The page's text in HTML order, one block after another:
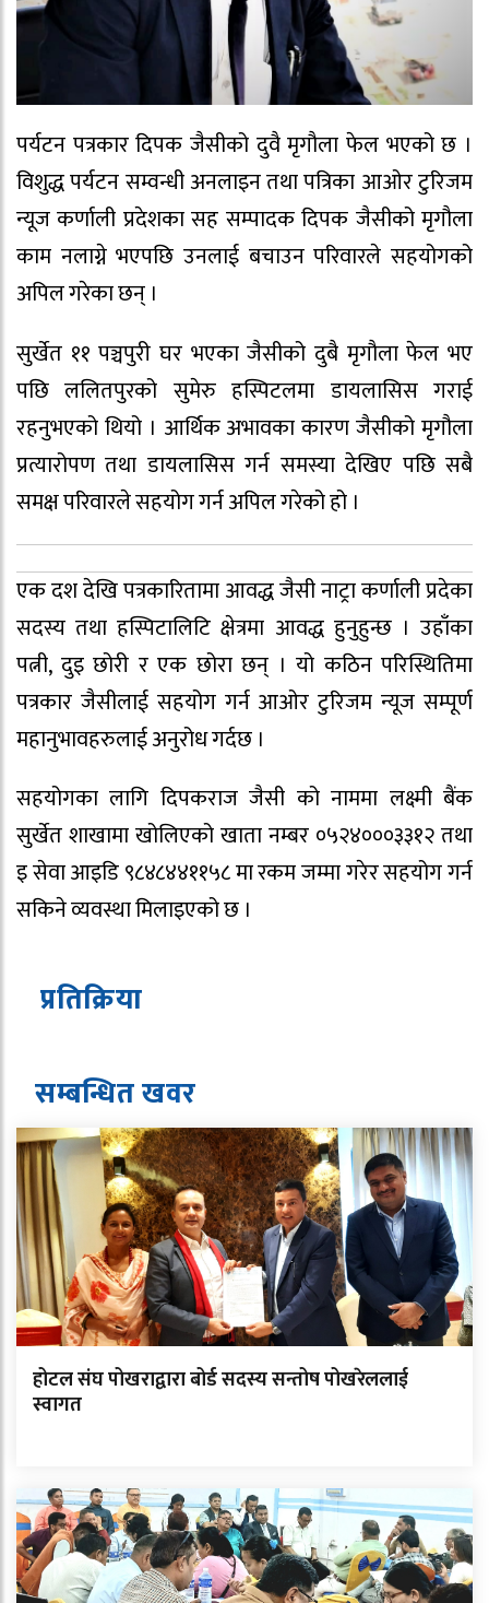
पर्यटन पत्रकार दिपक जैसीको दुवै मृगौला फेल भएको छ ।
विशुद्ध पर्यटन सम्वन्धी अनलाइन तथा पत्रिका आओर टुरिजम
न्यूज कर्णाली प्रदेशका सह सम्पादक दिपक जैसीको मृगौला
काम नलाग्ने भएपछि उनलाई बचाउन परिवारले सहयोगको
अपिल गरेका छन् ।
सुर्खेत ११ पञ्चपुरी घर भएका जैसीको दुबै मृगौला फेल भए
पछि ललितपुरको सुमेरु हस्पिटलमा डायलासिस गराई
रहनुभएको थियो । आर्थिक अभावका कारण जैसीको मृगौला
प्रत्यारोपण तथा डायलासिस गर्न समस्या देखिए पछि सबै
समक्ष परिवारले सहयोग गर्न अपिल गरेको हो ।
एक दश देखि पत्रकारितामा आवद्ध जैसी नाट्रा कर्णाली प्रदेका
सदस्य तथा हस्पिटालिटि क्षेत्रमा आवद्ध हुनुहुन्छ । उहाँका
पत्नी, दुइ छोरी र एक छोरा छन् । यो कठिन परिस्थितिमा
पत्रकार जैसीलाई सहयोग गर्न आओर टुरिजम न्यूज सम्पूर्ण
महानुभावहरुलाई अनुरोध गर्दछ ।
सहयोगका लागि दिपकराज जैसी को नाममा लक्ष्मी बैंक
सुर्खेत शाखामा खोलिएको खाता नम्बर ०५२४०००३३१२ तथा
इ सेवा आइडि ९८४८४४११५८ मा रकम जम्मा गरेर सहयोग गर्न
सकिने व्यवस्था मिलाइएको छ ।
प्रतिक्रिया
सम्बन्धित खवर
होटल संघ पोखराद्वारा बोर्ड सदस्य सन्तोष पोखरेललाई
स्वागत